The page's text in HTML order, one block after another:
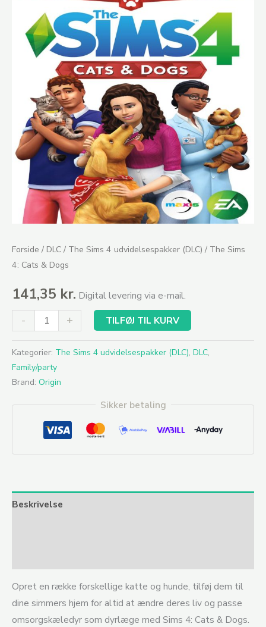
Forside / DLC / The Sims 4 udvidelsespakker (DLC) / The Sims
4: Cats & Dogs
141,35 kr. Digital levering via e-mail.
-
Cats
+ TILFØJ TIL KURV
Kategorier: The Sims 4 udvidelsespakker (DLC), DLC,
Family/party
Brand: Origin
Sikker betaling
Beskrivelse
Opret en række forskellige katte og hunde, tilføj dem til
dine simmers hjem for altid at ændre deres liv og passe
omsorgskæledyr som dyrlæge med Sims 4: Cats & Dogs.